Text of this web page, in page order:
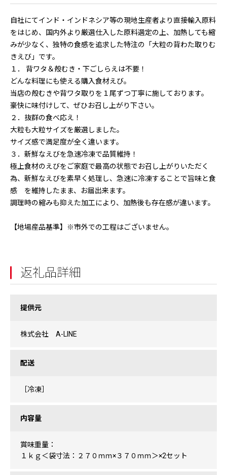
自社にてインド・インドネシア等の現地生産者より直接輸入原料
をはじめ、国内外より厳選仕入した原料選定の上、加熱しても縮
みが少なく、独特の食感を追求した特注の「大粒の背わた取りむ
きえび」です。
１． 背ワタ＆殻むき・下ごしらえは不要！
どんな料理にも使える購入食材えび。
当店の殻むきや背ワタ取りを１尾ずつ丁寧に施しております。
豪快に味付けして、ぜひお召し上がり下さい。
２．抜群の食べ応え！
大粒も大粒サイズを厳選しました。
サイズ感で満足度が全く違います。
３．新鮮なえびを急速冷凍で品質維持！
極上食材のえびをご家庭で最高の状態でお召し上がりいただく
為、新鮮なえびを素早く処理し、急速に冷凍することで旨味と食
感 を維持したまま、お届出来ます。
調理時の縮みも抑えた加工により、加熱後も存在感が違います。
【地場産品基準】※市外での工程はございません。
返礼品詳細
提供元
株式会社 A-LINE
配送
［冷凍］
内容量
賞味重量：
１ｋｇ＜袋寸法：２７０ｍｍ×３７０ｍｍ＞×2セット